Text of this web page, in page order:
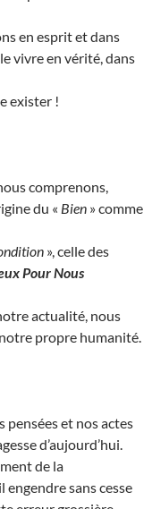
en esprit et dans
vivre en vérité, dans
exister !
comprenons,
du « Bien » comme
», celle des
Pour Nous
actualité, nous
propre humanité.
pensées et nos actes
d’aujourd’hui.
de la
engendre sans cesse